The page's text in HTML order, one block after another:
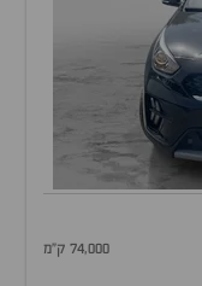
74,000 ק"מ